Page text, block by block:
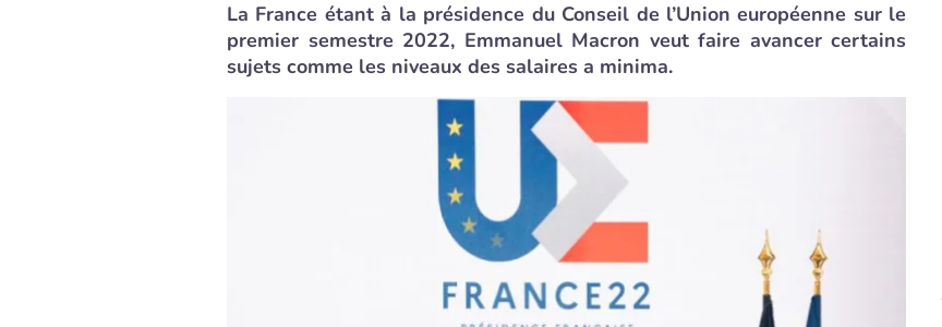
La France étant à la présidence du Conseil de l’Union européenne sur le
premier semestre 2022, Emmanuel Macron veut faire avancer certains
sujets comme les niveaux des salaires a minima.